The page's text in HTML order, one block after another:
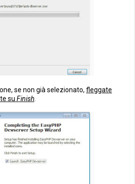
se non già selezionato, fleggate
su Finish